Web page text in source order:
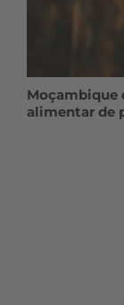
Moçambique
alimentar de